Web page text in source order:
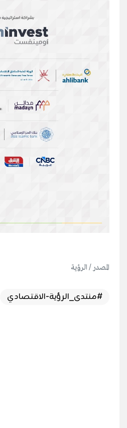
المصدر / الرؤية
#منتدى_الرؤية-الاقتصادي